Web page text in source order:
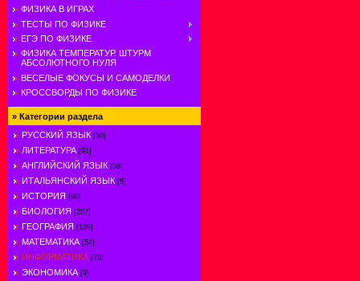
ФИЗИКА В ИГРАХ
ТЕСТЫ ПО ФИЗИКЕ
ЕГЭ ПО ФИЗИКЕ
ФИЗИКА ТЕМПЕРАТУР. ШТУРМ
АБСОЛЮТНОГО НУЛЯ
ВЕСЕЛЫЕ ФОКУСЫ И САМОДЕЛКИ
КРОССВОРДЫ ПО ФИЗИКЕ
» Категории раздела
РУССКИЙ ЯЗЫК [50]
ЛИТЕРАТУРА [91]
АНГЛИЙСКИЙ ЯЗЫК [58]
ИТАЛЬЯНСКИЙ ЯЗЫК [6]
ИСТОРИЯ [90]
БИОЛОГИЯ [287]
ГЕОГРАФИЯ [109]
МАТЕМАТИКА [54]
ИНФОРМАТИКА [70]
ЭКОНОМИКА [9]